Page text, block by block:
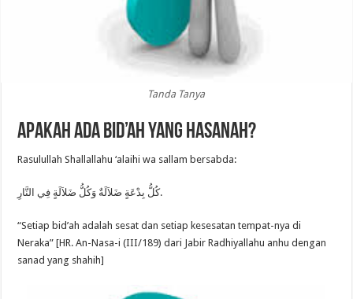
Tanda Tanya
Apakah Ada Bid’ah yang Hasanah?
Rasulullah Shallallahu ‘alaihi wa sallam bersabda:
كُلُّ بِدْعَةٍ ضَلاَلَةٌ وَكُلُّ ضَلاَلَةٍ فِي النَّارِ.
“Setiap bid’ah adalah sesat dan setiap kesesatan tempat-nya di
Neraka” [HR. An-Nasa-i (III/189) dari Jabir Radhiyallahu anhu dengan
sanad yang shahih]